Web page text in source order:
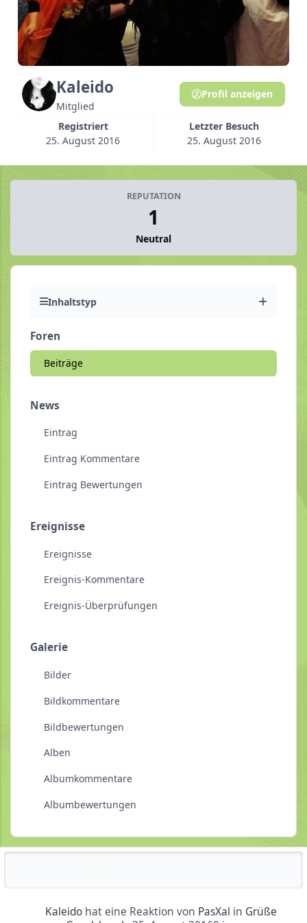
Kaleido
Mitglied
Registriert
25. August 2016
Letzter Besuch
25. August 2016
Profil anzeigen
REPUTATION
1
Neutral
Inhaltstyp
Foren
Beiträge
News
Eintrag
Eintrag Kommentare
Eintrag Bewertungen
Ereignisse
Ereignisse
Ereignis-Kommentare
Ereignis-Überprüfungen
Galerie
Bilder
Bildkommentare
Bildbewertungen
Alben
Albumkommentare
Albumbewertungen
Kaleido hat eine Reaktion von PasXal in Grüße